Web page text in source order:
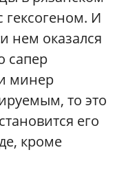
И
нем оказался
сапер
минер
то это
его
кроме